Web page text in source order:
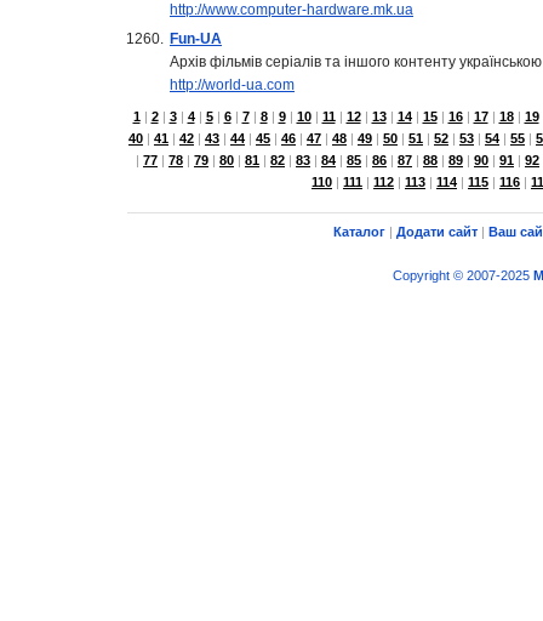
http://www.computer-hardware.mk.ua
1260. Fun-UA
Архів фільмів серіалів та іншого контенту
http://world-ua.com
1| 2| 3| 4| 5| 6| 7| 8| 9| 10| 11| 12| 13| 14| 15| 16| 17| 18| 19
40 | 41 | 42 | 43 | 44 | 45 | 46 | 47 | 48 | 49 | 50 | 51 | 52 | 53 | 54 | 55 |
| 77 | 78 | 79 | 80 | 81 | 82 | 83 | 84 | 85 | 86 | 87 | 88 | 89 | 90 | 91 | 92
110 | 111 | 112 | 113 | 114 | 115 | 116 |
Каталог | Додати сайт | Ваш
Copyright © 2007-2025